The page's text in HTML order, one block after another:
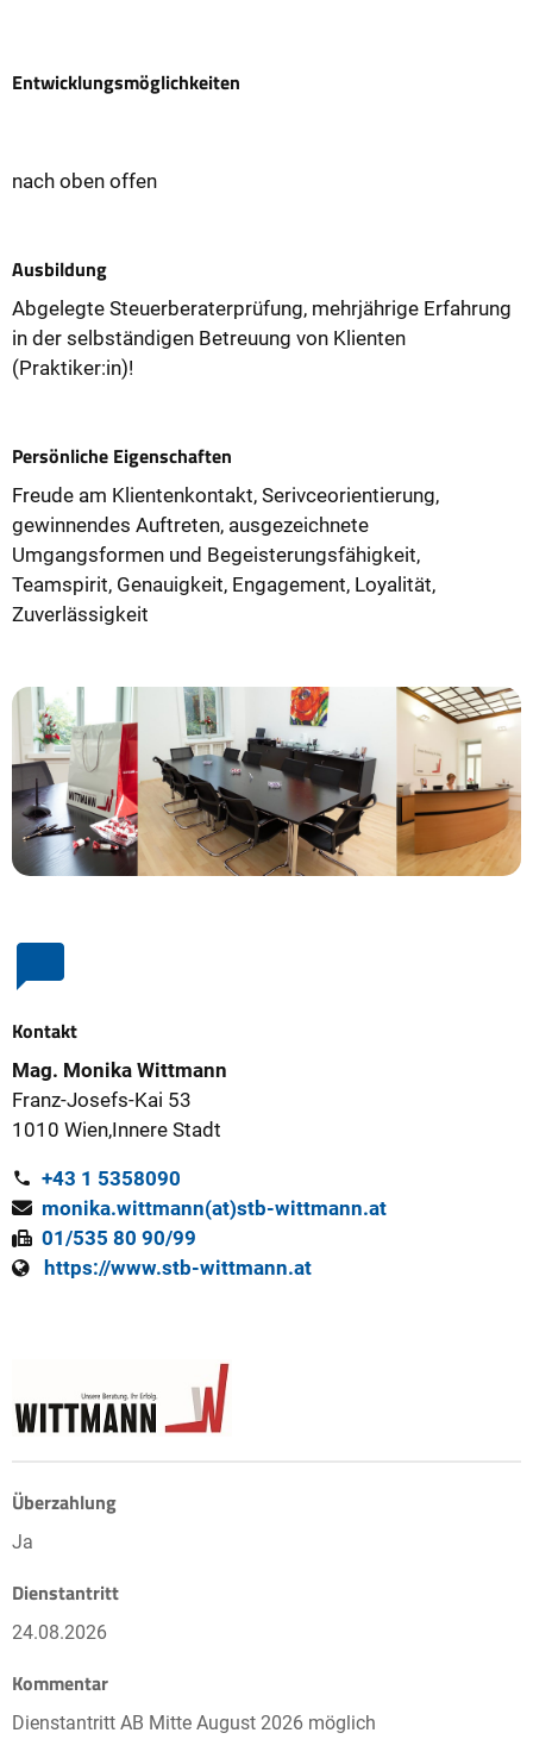
Entwicklungsmöglichkeiten
nach oben offen
Ausbildung
Abgelegte Steuerberaterprüfung, mehrjährige Erfahrung
in der selbständigen Betreuung von Klienten
(Praktiker:in)!
Persönliche Eigenschaften
Freude am Klientenkontakt, Serivceorientierung,
gewinnendes Auftreten, ausgezeichnete
Umgangsformen und Begeisterungsfähigkeit,
Teamspirit, Genauigkeit, Engagement, Loyalität,
Zuverlässigkeit
Kontakt
Mag. Monika Wittmann
Franz-Josefs-Kai 53
1010 Wien,Innere Stadt
+43 1 5358090
monika.wittmann(at)stb-wittmann.at
01/535 80 90/99
https://www.stb-wittmann.at
Überzahlung
Ja
Dienstantritt
24.08.2026
Kommentar
Dienstantritt AB Mitte August 2026 möglich